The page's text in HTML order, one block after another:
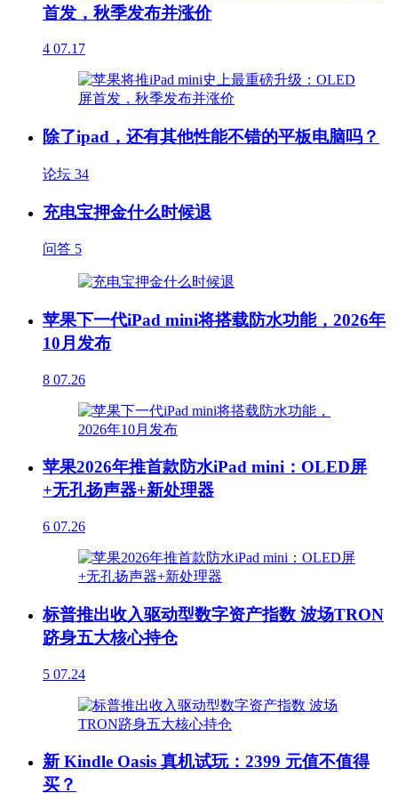
首发，秋季发布并涨价
4 07.17
除了ipad，还有其他性能不错的平板电脑吗？
论坛 34
充电宝押金什么时候退
问答 5
苹果下一代iPad mini将搭载防水功能，2026年
10月发布
8 07.26
苹果2026年推首款防水iPad mini：OLED屏
+无孔扬声器+新处理器
6 07.26
标普推出收入驱动型数字资产指数 波场TRON
跻身五大核心持仓
5 07.24
新 Kindle Oasis 真机试玩：2399 元值不值得
买？